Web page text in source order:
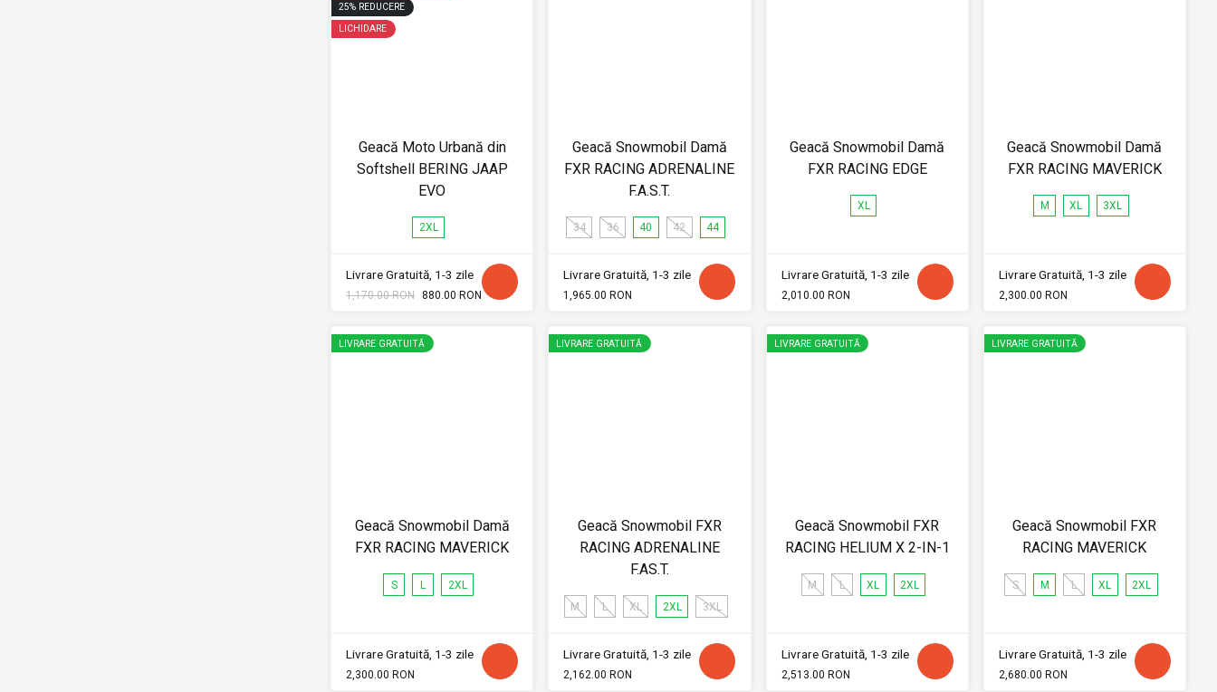
25% REDUCERE
LICHIDARE
Geacă Moto Urbană din
Softshell BERING JAAP
EVO
2XL
Livrare Gratuită, 1-3 zile
1,170.00 RON 880.00 RON
Geacă Snowmobil Damă
FXR RACING ADRENALINE
F.A.S.T.
34 36 40 42 44
Livrare Gratuită, 1-3 zile
1,965.00 RON
Geacă Snowmobil Damă
FXR RACING EDGE
XL
Livrare Gratuită, 1-3 zile
2,010.00 RON
Geacă Snowmobil Damă
FXR RACING MAVERICK
M XL 3XL
Livrare Gratuită, 1-3 zile
2,300.00 RON
LIVRARE GRATUITĂ
Geacă Snowmobil Damă
FXR RACING MAVERICK
S L 2XL
Livrare Gratuită, 1-3 zile
2,300.00 RON
LIVRARE GRATUITĂ
Geacă Snowmobil FXR
RACING ADRENALINE
F.AS.T.
M L XL 2XL 3XL
Livrare Gratuită, 1-3 zile
2,162.00 RON
LIVRARE GRATUITĂ
Geacă Snowmobil FXR
RACING HELIUM X 2-IN-1
M L XL 2XL
Livrare Gratuită, 1-3 zile
2,513.00 RON
LIVRARE GRATUITĂ
Geacă Snowmobil FXR
RACING MAVERICK
S M L XL 2XL
Livrare Gratuită, 1-3 zile
2,680.00 RON